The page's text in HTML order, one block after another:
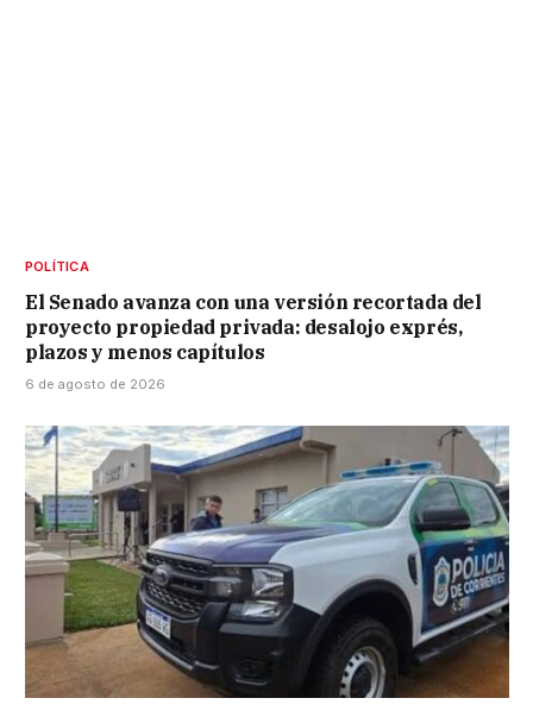
POLÍTICA
El Senado avanza con una versión recortada del
proyecto propiedad privada: desalojo exprés,
plazos y menos capítulos
6 de agosto de 2026